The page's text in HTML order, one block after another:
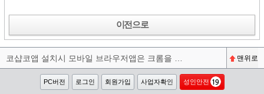
이전으로
맨위로
PC버전 로그인 회원가입 사업자확인 성인안전